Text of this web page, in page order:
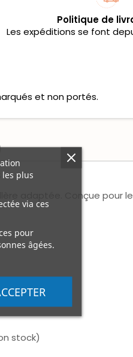
Politique de
Les expéditions se font
et non portés.
adaptée. Conçue pour
stock)
plus
via ces
pour
âgées.